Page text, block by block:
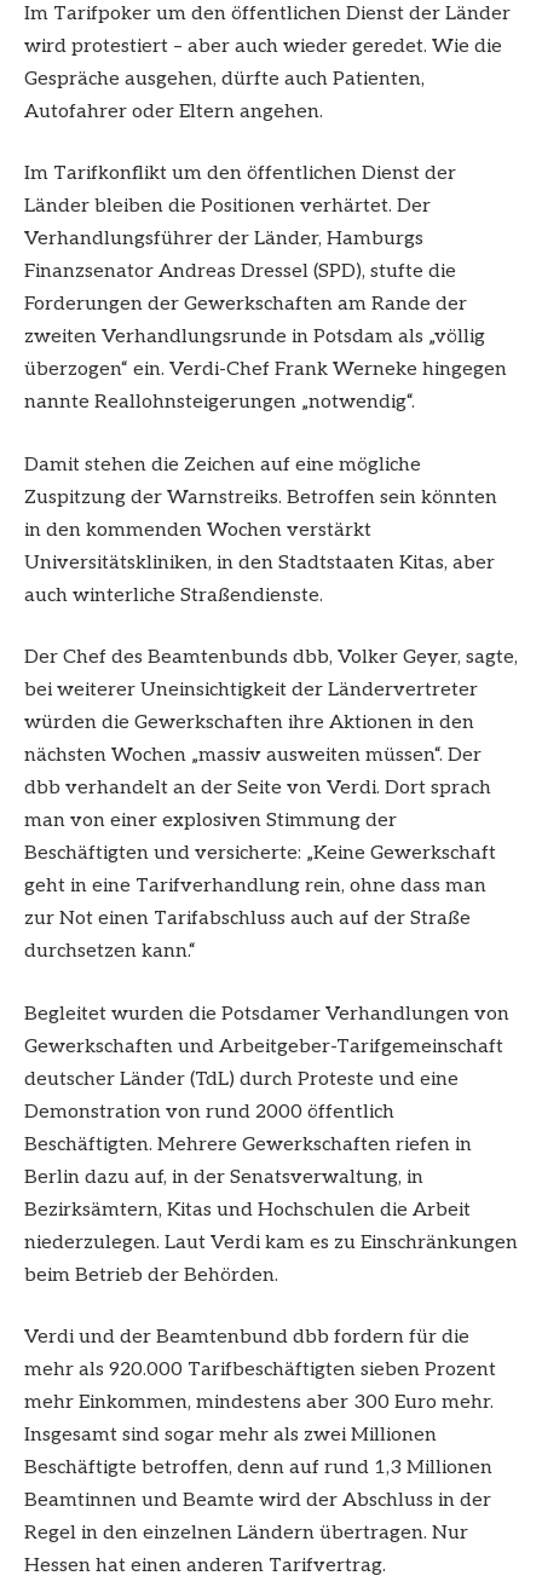
Im Tarifpoker um den öffentlichen Dienst der Länder
wird protestiert – aber auch wieder geredet. Wie die
Gespräche ausgehen, dürfte auch Patienten,
Autofahrer oder Eltern angehen.
Im Tarifkonflikt um den öffentlichen Dienst der
Länder bleiben die Positionen verhärtet. Der
Verhandlungsführer der Länder, Hamburgs
Finanzsenator Andreas Dressel (SPD), stufte die
Forderungen der Gewerkschaften am Rande der
zweiten Verhandlungsrunde in Potsdam als „völlig
überzogen“ ein. Verdi-Chef Frank Werneke hingegen
nannte Reallohnsteigerungen „notwendig“.
Damit stehen die Zeichen auf eine mögliche
Zuspitzung der Warnstreiks. Betroffen sein könnten
in den kommenden Wochen verstärkt
Universitätskliniken, in den Stadtstaaten Kitas, aber
auch winterliche Straßendienste.
Der Chef des Beamtenbunds dbb, Volker Geyer, sagte,
bei weiterer Uneinsichtigkeit der Ländervertreter
würden die Gewerkschaften ihre Aktionen in den
nächsten Wochen „massiv ausweiten müssen“. Der
dbb verhandelt an der Seite von Verdi. Dort sprach
man von einer explosiven Stimmung der
Beschäftigten und versicherte: „Keine Gewerkschaft
geht in eine Tarifverhandlung rein, ohne dass man
zur Not einen Tarifabschluss auch auf der Straße
durchsetzen kann.“
Begleitet wurden die Potsdamer Verhandlungen von
Gewerkschaften und Arbeitgeber-Tarifgemeinschaft
deutscher Länder (TdL) durch Proteste und eine
Demonstration von rund 2000 öffentlich
Beschäftigten. Mehrere Gewerkschaften riefen in
Berlin dazu auf, in der Senatsverwaltung, in
Bezirksämtern, Kitas und Hochschulen die Arbeit
niederzulegen. Laut Verdi kam es zu Einschränkungen
beim Betrieb der Behörden.
Verdi und der Beamtenbund dbb fordern für die
mehr als 920.000 Tarifbeschäftigten sieben Prozent
mehr Einkommen, mindestens aber 300 Euro mehr.
Insgesamt sind sogar mehr als zwei Millionen
Beschäftigte betroffen, denn auf rund 1,3 Millionen
Beamtinnen und Beamte wird der Abschluss in der
Regel in den einzelnen Ländern übertragen. Nur
Hessen hat einen anderen Tarifvertrag.